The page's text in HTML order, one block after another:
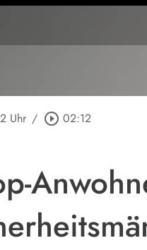
Uhr / play_circle_outline 02:12